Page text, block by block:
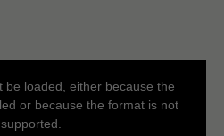
be loaded, either because the
or because the format is not
supported.